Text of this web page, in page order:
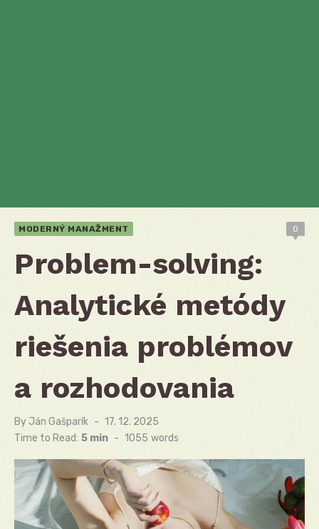
MODERNÝ MANAŽMENT 0
Problem-solving:
Analytické metódy
riešenia problémov
a rozhodovania
By Ján Gašparík
Posted
on
17. 12. 2025
Time to Read: 5 min - 1055 words